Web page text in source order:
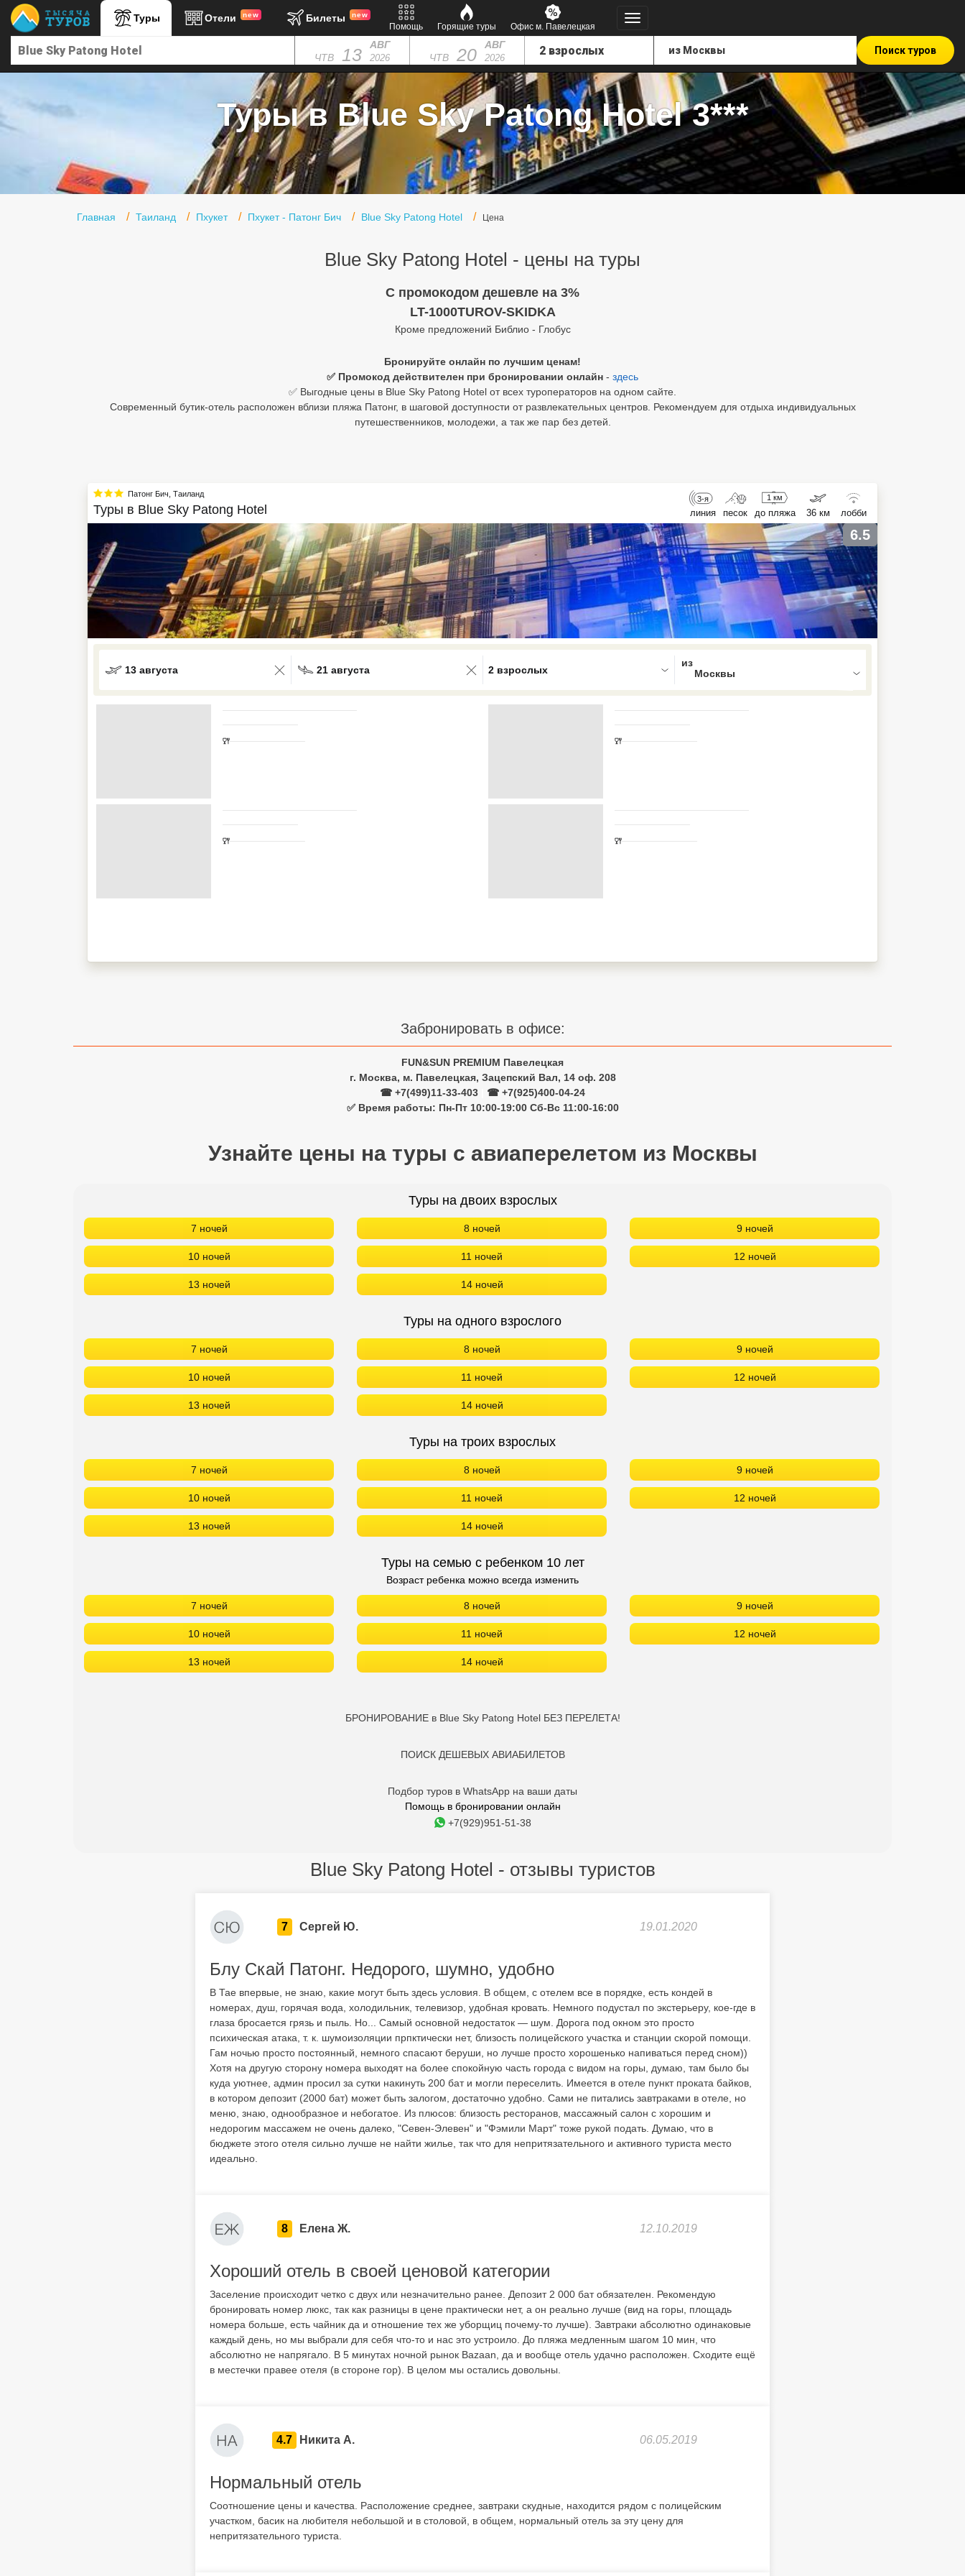
Туры Отели new Билеты new
Помощь Горящие туры Офис м. Павелецкая
ЧТВ 13 АВГ
2026 ЧТВ 20 АВГ
2026
Поиск туров
Туры в Blue Sky Patong Hotel 3***
Главная Таиланд Пхукет Пхукет - Патонг Бич Blue Sky Patong Hotel Цена
Blue Sky Patong Hotel - цены на туры
C промокодом дешевле на 3%
LT-1000TUROV-SKIDKA
Кроме предложений Библио - Глобус
Бронируйте онлайн по лучшим ценам!
✅ Промокод действителен при бронировании онлайн - здесь
✅ Выгодные цены в Blue Sky Patong Hotel от всех туроператоров на одном сайте.
Современный бутик-отель расположен вблизи пляжа Патонг, в шаговой доступности от развлекательных центров. Рекомендуем для отдыха индивидуальных
путешественников, молодежи, а так же пар без детей.
Патонг Бич Таиланд
Туры в Blue Sky Patong Hotel
3-я
линия песок
1 км
до пляжа 36 км лобби
6.5
13 августа 21 августа
0 results available. Select is focused , press Down to open the menu,
2 взрослых
Забронировать в офисе:
FUN&SUN PREMIUM Павелецкая
г. Москва, м. Павелецкая, Зацепский Вал, 14 оф. 208
☎ +7(499)11-33-403
☎ +7(925)400-04-24
✅ Время работы: Пн-Пт 10:00-19:00 Сб-Вс 11:00-16:00
Узнайте цены на туры с авиаперелетом из Москвы
Туры на двоих взрослых
7 ночей 8 ночей 9 ночей
10 ночей 11 ночей 12 ночей
13 ночей 14 ночей
Туры на одного взрослого
7 ночей 8 ночей 9 ночей
10 ночей 11 ночей 12 ночей
13 ночей 14 ночей
Туры на троих взрослых
7 ночей 8 ночей 9 ночей
10 ночей 11 ночей 12 ночей
13 ночей 14 ночей
Туры на семью с ребенком 10 лет
Возраст ребенка можно всегда изменить
7 ночей 8 ночей 9 ночей
10 ночей 11 ночей 12 ночей
13 ночей 14 ночей
БРОНИРОВАНИЕ в Blue Sky Patong Hotel БЕЗ ПЕРЕЛЕТА!
ПОИСК ДЕШЕВЫХ АВИАБИЛЕТОВ
Подбор туров в WhatsApp на ваши даты
Помощь в бронировании онлайн
+7(929)951-51-38
Blue Sky Patong Hotel - отзывы туристов
7 Сергей Ю. 19.01.2020
Блу Скай Патонг. Недорого, шумно, удобно
В Тае впервые, не знаю, какие могут быть здесь условия. В общем, с отелем все в порядке, есть кондей в
номерах, душ, горячая вода, холодильник, телевизор, удобная кровать. Немного подустал по экстерьеру, кое-где в
глаза бросается грязь и пыль. Но... Самый основной недостаток — шум. Дорога под окном это просто
психическая атака, т. к. шумоизоляции прпктически нет, близость полицейского участка и станции скорой помощи.
Гам ночью просто постоянный, немного спасают беруши, но лучше просто хорошенько напиваться перед сном))
Хотя на другую сторону номера выходят на более спокойную часть города с видом на горы, думаю, там было бы
куда уютнее, админ просил за сутки накинуть 200 бат и могли переселить. Имеется в отеле пункт проката байков,
в котором депозит (2000 бат) может быть залогом, достаточно удобно. Сами не питались завтраками в отеле, но
меню, знаю, однообразное и небогатое. Из плюсов: близость ресторанов, массажный салон с хорошим и
недорогим массажем не очень далеко, "Севен-Элевен" и "Фэмили Март" тоже рукой подать. Думаю, что в
бюджете этого отеля сильно лучше не найти жилье, так что для непритязательного и активного туриста место
идеально.
8 Елена Ж. 12.10.2019
Хороший отель в своей ценовой категории
Заселение происходит четко с двух или незначительно ранее. Депозит 2 000 бат обязателен. Рекомендую
бронировать номер люкс, так как разницы в цене практически нет, а он реально лучше (вид на горы, площадь
номера больше, есть чайник да и отношение тех же уборщиц почему-то лучше). Завтраки абсолютно одинаковые
каждый день, но мы выбрали для себя что-то и нас это устроило. До пляжа медленным шагом 10 мин, что
абсолютно не напрягало. В 5 минутах ночной рынок Bazaan, да и вообще отель удачно расположен. Сходите ещё
в местечки правее отеля (в стороне гор). В целом мы остались довольны.
4.7 Никита А. 06.05.2019
Нормальный отель
Соотношение цены и качества. Расположение среднее, завтраки скудные, находится рядом с полицейским
участком, басик на любителя небольшой и в столовой, в общем, нормальный отель за эту цену для
непритязательного туриста.
Главная
Туры в Египет
Офис г. Москва
Северный Гоа
Большой Сочи
Сетевые отели Бали
Сетевые отели Сейшел